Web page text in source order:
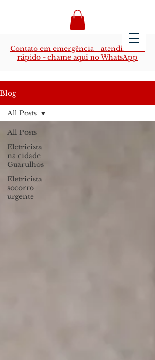
Contato em emergência - atendimento
rápido - chame aqui no WhatsApp
Blog
All Posts
Eletricista
na cidade
Guarulhos
Eletricista
socorro
urgente
All Posts